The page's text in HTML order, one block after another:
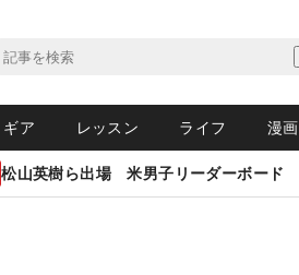
ギア レッスン ライフ 漫画
松山英樹ら出場 米男子リーダーボード